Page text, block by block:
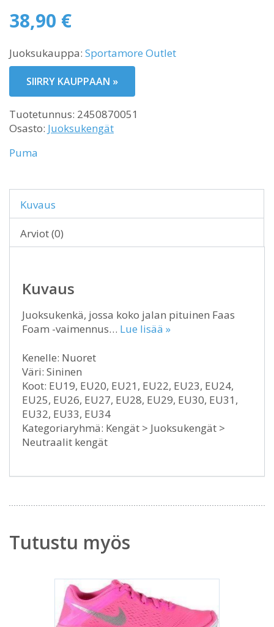
Alkuperäinen
hinta
64,90 €.
38,90 €
hinta
on:
38,90 €.
Juoksukauppa: Sportamore Outlet
SIIRRY KAUPPAAN »
Tuotetunnus: 2450870051
Osasto: Juoksukengät
Puma
Kuvaus
Arviot (0)
Kuvaus
Juoksukenkä, jossa koko jalan pituinen Faas
Foam -vaimennus… Lue lisää »
Kenelle: Nuoret
Väri: Sininen
Koot: EU19, EU20, EU21, EU22, EU23, EU24,
EU25, EU26, EU27, EU28, EU29, EU30, EU31,
EU32, EU33, EU34
Kategoriaryhmä: Kengät > Juoksukengät >
Neutraalit kengät
Tutustu myös